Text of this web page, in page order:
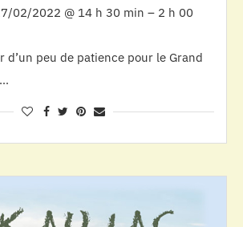
02/2022 @ 14 h 30 min – 2 h 00
d’un peu de patience pour le Grand